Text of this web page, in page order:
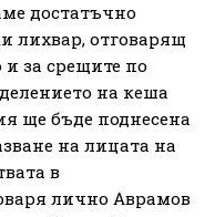
достатъчно
лихвар, отговарящ
за срещите по
на кеша
ще бъде поднесена
на лицата на
в
лично Аврамов